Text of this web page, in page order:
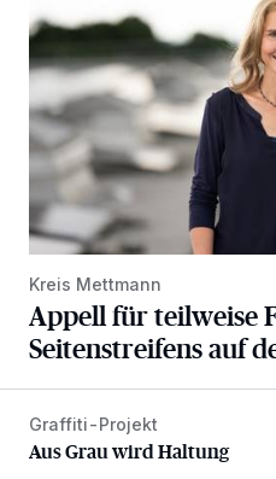
Kreis Mettmann
Appell für teilweise
Seitenstreifens auf
Aus Grau wird Haltung
Graffiti-Projekt
Aus Grau wird Haltung